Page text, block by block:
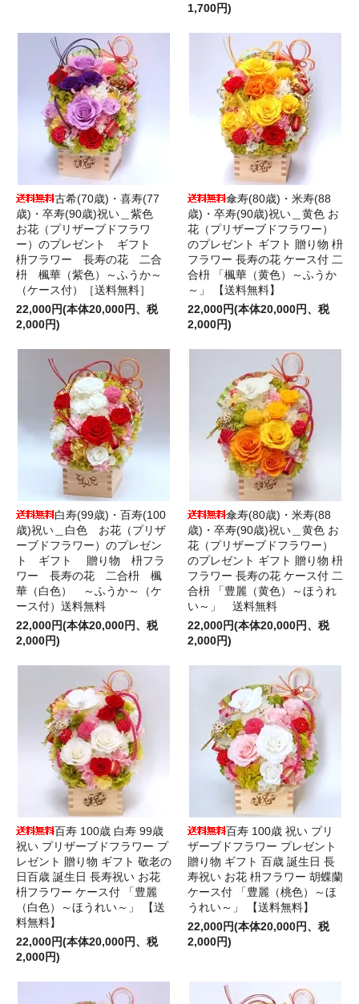
1,700円)
古希(70歳)・喜寿(77
歳)・卒寿(90歳)祝い＿紫色
お花（プリザーブドフラワ
ー）のプレゼント ギフト
枡フラワー 長寿の花 二合
枡 楓華（紫色）～ふうか～
（ケース付）［送料無料］
22,000円(本体20,000円、税
2,000円)
傘寿(80歳)・米寿(88
歳)・卒寿(90歳)祝い＿黄色 お
花（プリザーブドフラワー）
のプレゼント ギフト 贈り物 枡
フラワー 長寿の花 ケース付 二
合枡 「楓華（黄色）～ふうか
～」 【送料無料】
22,000円(本体20,000円、税
2,000円)
白寿(99歳)・百寿(100
歳)祝い＿白色 お花（プリザ
ーブドフラワー）のプレゼン
ト ギフト 贈り物 枡フラ
ワー 長寿の花 二合枡 楓
華（白色） ～ふうか～（ケ
ース付）送料無料
22,000円(本体20,000円、税
2,000円)
傘寿(80歳)・米寿(88
歳)・卒寿(90歳)祝い＿黄色 お
花（プリザーブドフラワー）
のプレゼント ギフト 贈り物 枡
フラワー 長寿の花 ケース付 二
合枡 「豊麗（黄色）～ほうれ
い～」 送料無料
22,000円(本体20,000円、税
2,000円)
百寿 100歳 白寿 99歳
祝い プリザーブドフラワー プ
レゼント 贈り物 ギフト 敬老の
日百歳 誕生日 長寿祝い お花
枡フラワー ケース付 「豊麗
（白色）～ほうれい～」 【送
料無料】
22,000円(本体20,000円、税
2,000円)
百寿 100歳 祝い プリ
ザーブドフラワー プレゼント
贈り物 ギフト 百歳 誕生日 長
寿祝い お花 枡フラワー 胡蝶蘭
ケース付 「豊麗（桃色）～ほ
うれい～」 【送料無料】
22,000円(本体20,000円、税
2,000円)